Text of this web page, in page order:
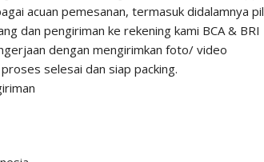
acuan pemesanan, termasuk didalamnya
dan pengiriman ke rekening kami BCA & BRI
dengan mengirimkan foto/ video
selesai dan siap packing.